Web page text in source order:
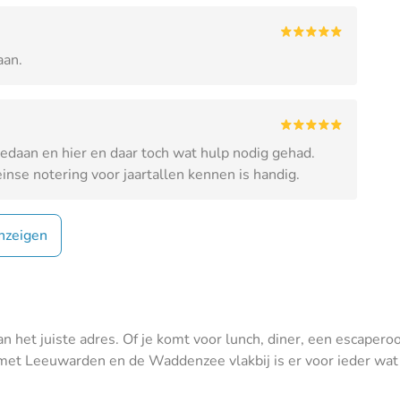
en hier en daar toch wat hulp nodig gehad.
notering voor jaartallen kennen is handig.
het juiste adres. Of je komt voor lunch, diner, een
Leeuwarden en de Waddenzee vlakbij is er voor ieder